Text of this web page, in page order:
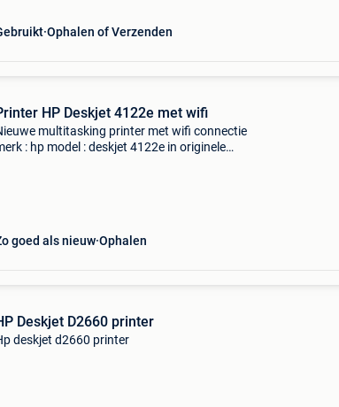
Ophalen of Verzenden
HP Deskjet 4122e met wifi
multitasking printer met wifi connectie
: hp model : deskjet 4122e in originele
goed als nieuw Ophalen
Deskjet D2660 printer
deskjet d2660 printer